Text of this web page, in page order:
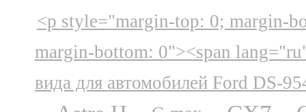
<p style="margin-top: 0; margin-
margin-bottom: 0"><span
вида для автомобилей Ford DS-